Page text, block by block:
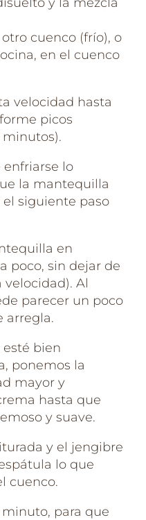
cuenco (frío), o
en el cuenco
velocidad hasta
picos
minutos).
lo
la mantequilla
siguiente paso
en
poco, sin dejar de
velocidad). Al
parecer un poco
arregla.
bien
ponemos la
mayor y
hasta que
y suave.
y el jengibre
lo que
cuenco.
para que